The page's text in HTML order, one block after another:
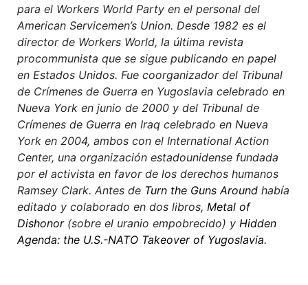
para el Workers World Party en el personal del
American Servicemen’s Union. Desde 1982 es el
director de Workers World, la última revista
procommunista que se sigue publicando en papel
en Estados Unidos. Fue coorganizador del Tribunal
de Crímenes de Guerra en Yugoslavia celebrado en
Nueva York en junio de 2000 y del Tribunal de
Crímenes de Guerra en Iraq celebrado en Nueva
York en 2004, ambos con el International Action
Center, una organización estadounidense fundada
por el activista en favor de los derechos humanos
Ramsey Clark. Antes de Turn the Guns Around había
editado y colaborado en dos libros, Metal of
Dishonor(sobre el uranio empobrecido) y Hidden
Agenda: the U.S.-NATO Takeover of Yugoslavia.